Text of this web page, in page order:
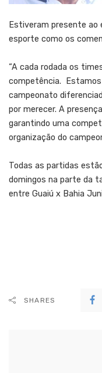
Estiveram presente ao
esporte como os
“A cada rodada os
competência. Estamos
campeonato
por merecer. A
garantindo uma
organização do
Todas as partidas
domingos na parte da
entre Guaiú x Bahia